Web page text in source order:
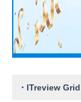
・ITreview